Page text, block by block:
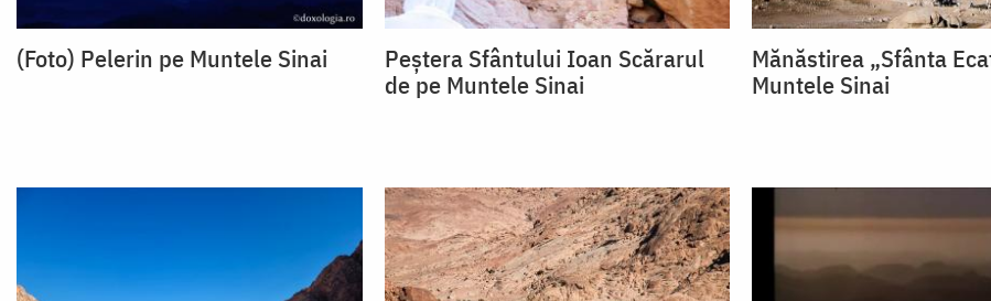
(Foto) Pelerin pe Muntele Sinai
Peștera Sfântului Ioan Scărarul
de pe Muntele Sinai
Mănăstirea „Sfânta
Muntele Sinai